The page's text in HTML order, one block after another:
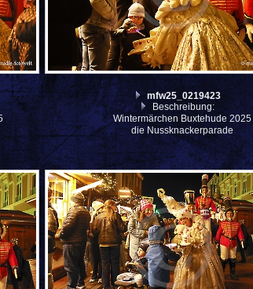
mfw25_0219423
Beschreibung:
Wintermärchen Buxtehude 2025
die Nussknackerparade